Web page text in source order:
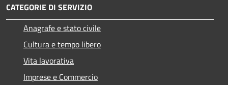
CATEGORIE DI SERVIZIO
Anagrafe e stato civile
Cultura e tempo libero
Vita lavorativa
Imprese e Commercio